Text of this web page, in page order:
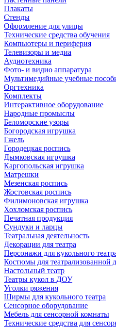
Плакаты
Стенды
Оформление для улицы
Технические средства обучения
Компьютеры и периферия
Телевизоры и медиа
Аудиотехника
Фото- и видио аппаратура
Мультимедийные учебные
Оргтехника
Комплекты
Интерактивное оборудование
Народные промыслы
Беломорские узоры
Богородская игрушка
Гжель
Городецкая роспись
Дымковская игрушка
Каргопольская игрушка
Матрешки
Мезенская роспись
Жостовская роспись
Филимоновская игрушка
Хохломская роспись
Печатная продукция
Сундуки и ларцы
Театральная деятельность
Декорации для театра
Персонажи для кукольного
Костюмы для театрализованной
Настольный театр
Театры кукол в ДОУ
Уголки ряжения
Ширмы для кукольного театра
Сенсорное оборудование
Мебель для сенсорной комнаты
Технические средства для